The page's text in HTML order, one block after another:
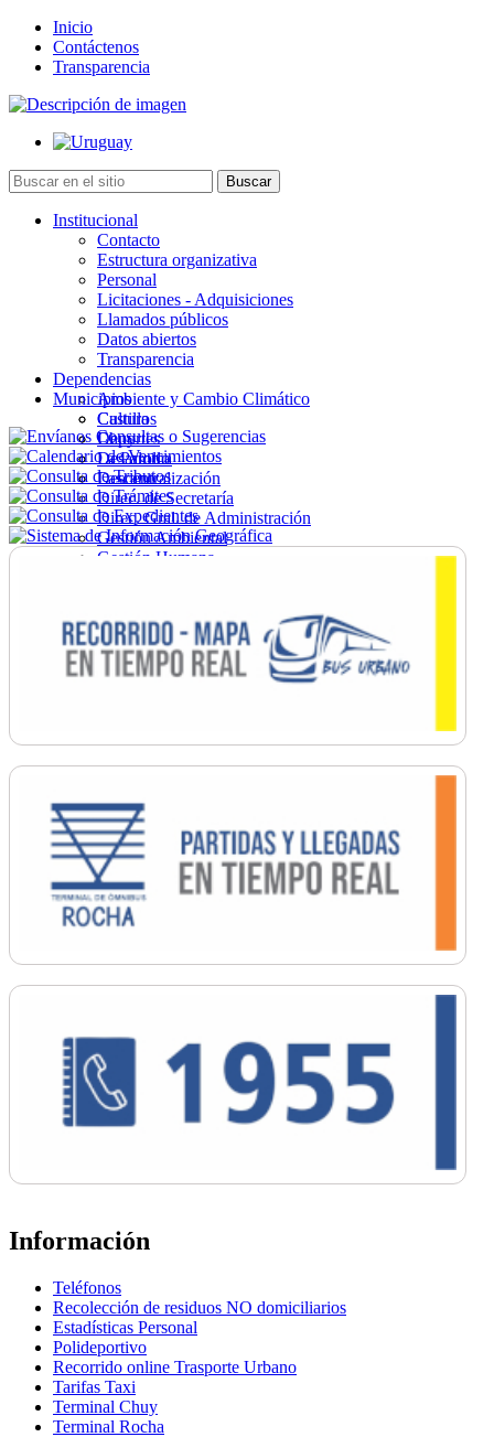
Inicio
Contáctenos
Transparencia
Institucional
Contacto
Estructura organizativa
Personal
Licitaciones - Adquisiciones
Llamados públicos
Datos abiertos
Transparencia
Dependencias
Ambiente y Cambio Climático
Cultura
Deportes
Desarrollo
Descentralización
Direc. de Secretaría
Direc. Gral. de Administración
Gestión Ambiental
Gestión Humana
Ordenamiento
Promoción Social
Salud
Secretaría General
Municipios
Castillos
Chuy
La Paloma
Lascano
Información
Teléfonos
Recolección de residuos NO domiciliarios
Estadísticas Personal
Polideportivo
Recorrido online Trasporte Urbano
Tarifas Taxi
Terminal Chuy
Terminal Rocha